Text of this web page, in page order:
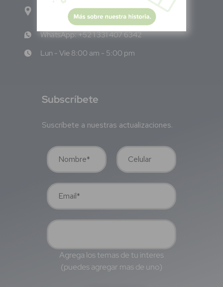
Calle Pitágoras 234, Col. Narvarte Poniente,
Alcaldía Benito Juárez, C.P. 03020, CDMX
WhatsApp: +52 1 331 407 6342
Lun - Vie 8:00 am - 5:00 pm
Subscríbete
Suscríbete a nuestras actualizaciones.
Agrega los temas de tu interes
(puedes agregar mas de uno)